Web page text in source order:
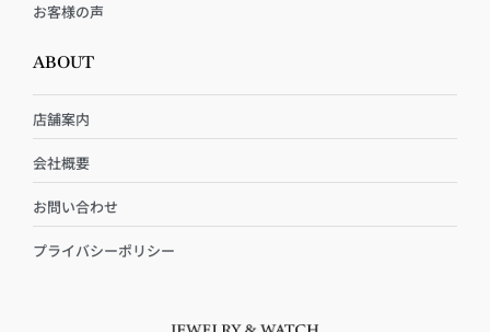
お客様の声
ABOUT
店舗案内
会社概要
お問い合わせ
プライバシーポリシー